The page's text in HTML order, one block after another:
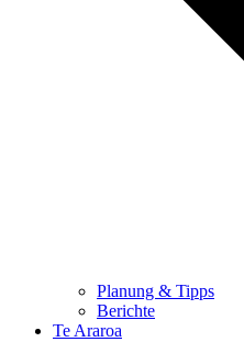
Planung & Tipps
Berichte
Te Araroa